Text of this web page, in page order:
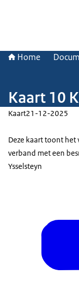
Home
Kaart 10
Kaart21-12-2025
Deze kaart toont
verband met een
Ysselsteyn